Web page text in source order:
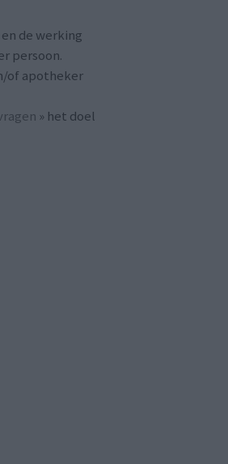
de werking
persoon.
of apotheker
» het doel